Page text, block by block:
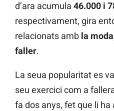
d’ara acumula 46.000 i
respectivament, gira
relacionats amb la
faller.
La seua popularitat es
seu exercici com a
fa dos anys, fet que li